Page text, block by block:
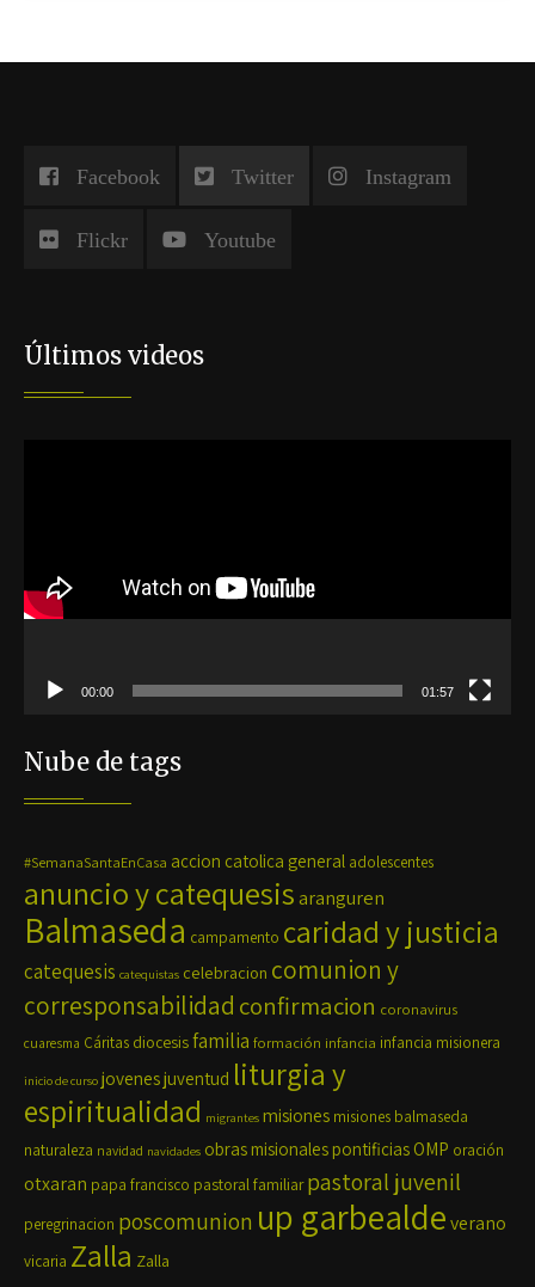
Facebook Twitter Instagram
Flickr Youtube
Últimos videos
00:00 01:57
Nube de tags
#SemanaSantaEnCasa accion catolica general adolescentes
anuncio y catequesis aranguren
Balmaseda campamento caridad y justicia
catequesis catequistas celebracion comunion y
corresponsabilidad confirmacion coronavirus
cuaresma Cáritas diocesisfamilia formación infancia infancia misionera
inicio de curso jovenesjuventud liturgia y
espiritualidad migrantes misiones misiones balmaseda
naturaleza navidad navidades obras misionales pontificias OMP oración
otxaran papa francisco pastoral familiar pastoral juvenil
peregrinacion poscomunion up garbealdeverano
vicaria Zalla Zalla